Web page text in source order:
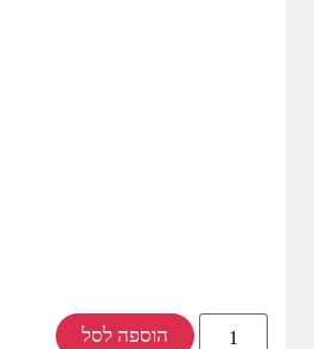
הוספה לסל